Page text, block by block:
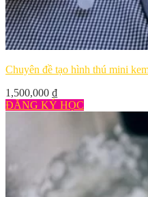
Chuyên đề tạo hình thú mini
1,500,000 ₫
ĐĂNG KÝ HỌC